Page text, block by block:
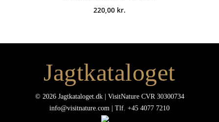
220,00 kr.
Jagtkataloget
© 2026 Jagtkataloget.dk | VisitNature CVR 30300734
info@visitnature.com | Tlf. +45 4077 7210